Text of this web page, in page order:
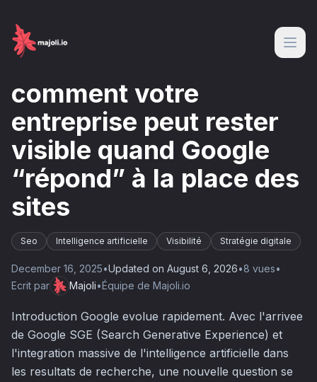
comment votre
entreprise peut rester
visible quand Google
“répond” à la place des
sites
Seo Intelligence artificielle Visibilité Stratégie digitale
December 16, 2025•Updated on August 6, 2026•8 vues•
Ecrit par
Majoli•Équipe de Majoli.io
Introduction Google evolue rapidement. Avec l'arrivee
de Google SGE (Search Generative Experience) et
l'integration massive de l'intelligence artificielle dans
les resultats de recherche, une nouvelle question se